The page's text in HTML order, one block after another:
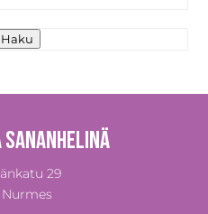
Haku
Sananhelinä
29